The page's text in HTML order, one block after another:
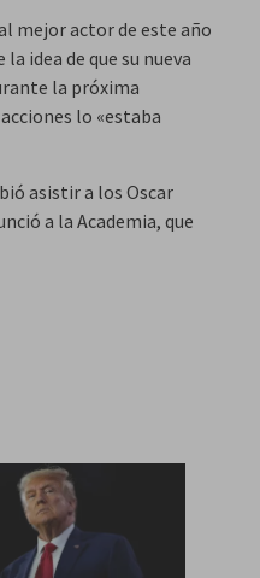
mejor actor de este año
idea de que su nueva
la próxima
lo «estaba
asistir a los Oscar
a la Academia, que